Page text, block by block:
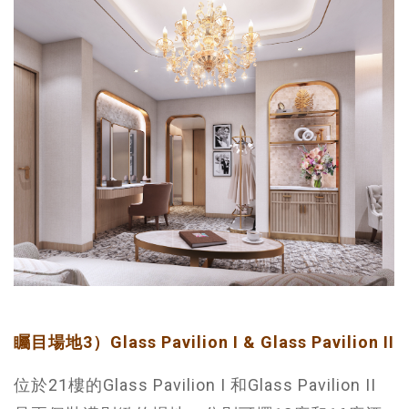
矚目場地3）Glass Pavilion I & Glass Pavilion II
位於21樓的Glass Pavilion I 和Glass Pavilion II